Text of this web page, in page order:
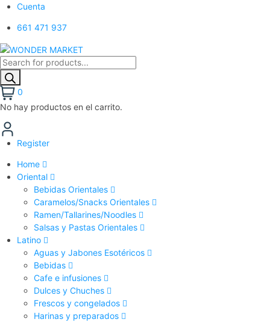
Cuenta
661 471 937
0
No hay productos en el carrito.
Register
Home
Oriental
Bebidas Orientales
Caramelos/Snacks Orientales
Ramen/Tallarines/Noodles
Salsas y Pastas Orientales
Latino
Aguas y Jabones Esotéricos
Bebidas
Cafe e infusiones
Dulces y Chuches
Frescos y congelados
Harinas y preparados